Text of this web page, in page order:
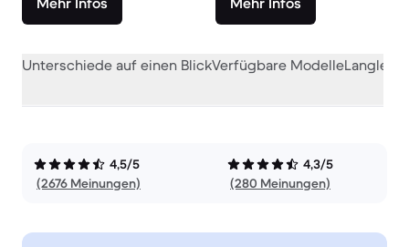
Unterschiede auf einen BlickVerfügbare Modelle
4,5/5
(2676 Meinungen)
4,3/5
(280 Meinungen)